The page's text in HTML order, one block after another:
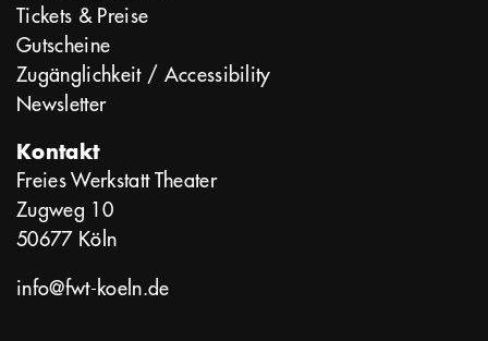
Tickets & Preise
Gutscheine
Zugänglichkeit / Accessibility
Newsletter
Kontakt
Freies Werkstatt Theater
Zugweg 10
50677 Köln
info@fwt-koeln.de